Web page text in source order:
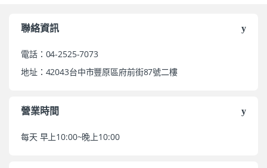
聯絡資訊
電話：04-2525-7073
地址：42043台中市豐原區府前街87號二樓
營業時間
每天 早上10:00~晚上10:00